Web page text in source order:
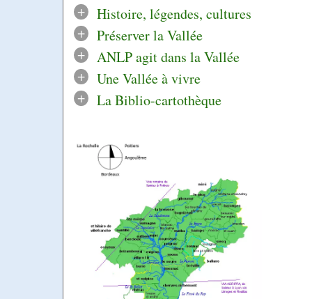
+
Histoire, légendes, cultures
+
Préserver la Vallée
+
ANLP agit dans la Vallée
+
Une Vallée à vivre
+
La Biblio-cartothèque